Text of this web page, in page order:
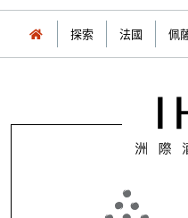
探索 法國 佩